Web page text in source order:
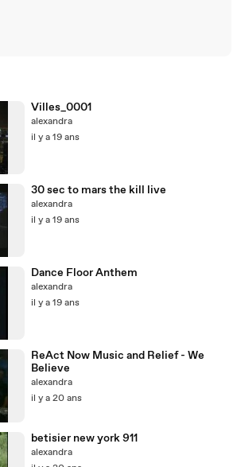
Villes_0001
alexandra
il y a 19 ans
30 sec to mars the kill live
alexandra
il y a 19 ans
Dance Floor Anthem
alexandra
il y a 19 ans
ReAct Now Music and Relief - We
Believe
alexandra
il y a 20 ans
betisier new york 911
alexandra